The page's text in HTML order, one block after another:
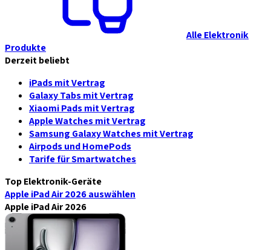
Alle Elektronik
Produkte
Derzeit beliebt
iPads mit Vertrag
Galaxy Tabs mit Vertrag
Xiaomi Pads mit Vertrag
Apple Watches mit Vertrag
Samsung Galaxy Watches mit Vertrag
Airpods und HomePods
Tarife für Smartwatches
Top Elektronik-Geräte
Apple iPad Air 2026auswählen
Apple iPad Air 2026